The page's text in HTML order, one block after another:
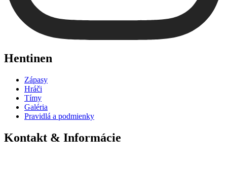
Hentinen
Zápasy
Hráči
Tímy
Galéria
Pravidlá a podmienky
Kontakt & Informácie